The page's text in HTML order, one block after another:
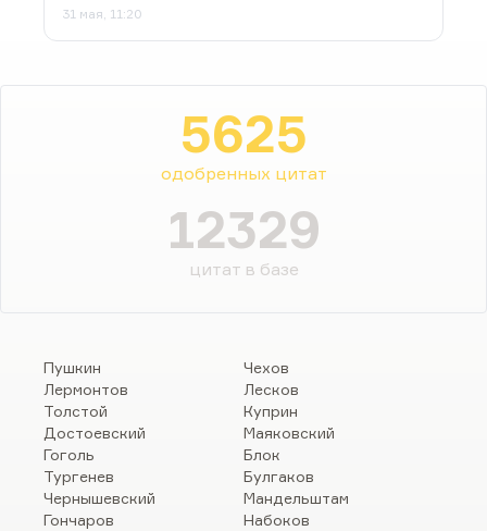
31 мая, 11:20
5625
одобренных цитат
12329
цитат в базе
Пушкин
Лермонтов
Толстой
Достоевский
Гоголь
Тургенев
Чернышевский
Гончаров
Чехов
Лесков
Куприн
Маяковский
Блок
Булгаков
Мандельштам
Набоков